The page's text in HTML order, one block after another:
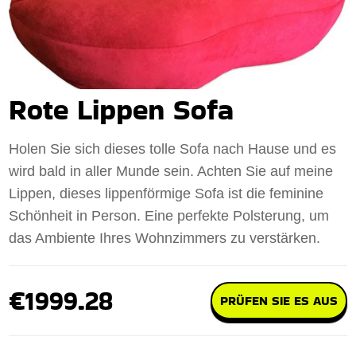
Rote Lippen Sofa
Holen Sie sich dieses tolle Sofa nach Hause und es
wird bald in aller Munde sein. Achten Sie auf meine
Lippen, dieses lippenförmige Sofa ist die feminine
Schönheit in Person. Eine perfekte Polsterung, um
das Ambiente Ihres Wohnzimmers zu verstärken.
€1999.28 PRÜFEN SIE ES AUS